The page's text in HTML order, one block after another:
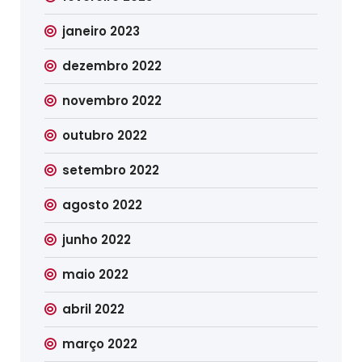
janeiro 2023
dezembro 2022
novembro 2022
outubro 2022
setembro 2022
agosto 2022
junho 2022
maio 2022
abril 2022
março 2022